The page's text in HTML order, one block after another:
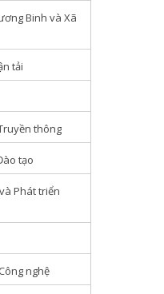
Binh và Xã
tải
thông
tạo
Phát triển
nghệ